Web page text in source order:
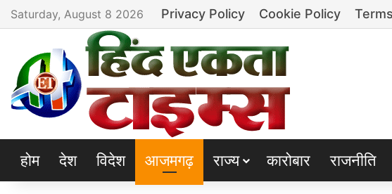
Saturday, August 8 2026 Privacy Policy Cookie Policy
होम देश विदेश आजमगढ़ राज्य कारोबार राजनीति